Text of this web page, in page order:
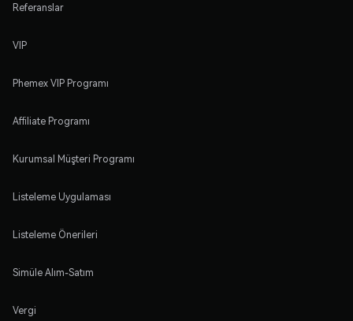
Referanslar
VIP
Phemex VIP Programı
Affiliate Programı
Kurumsal Müşteri Programı
Listeleme Uygulaması
Listeleme Önerileri
Simüle Alım-Satım
Vergi